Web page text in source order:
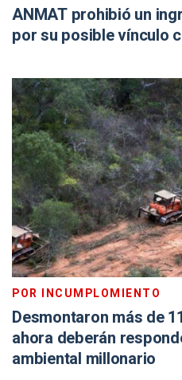
ANMAT prohibió un
por su posible vínculo
POR INCUMPLOMIENTO
Desmontaron más de
ahora deberán
ambiental millonario